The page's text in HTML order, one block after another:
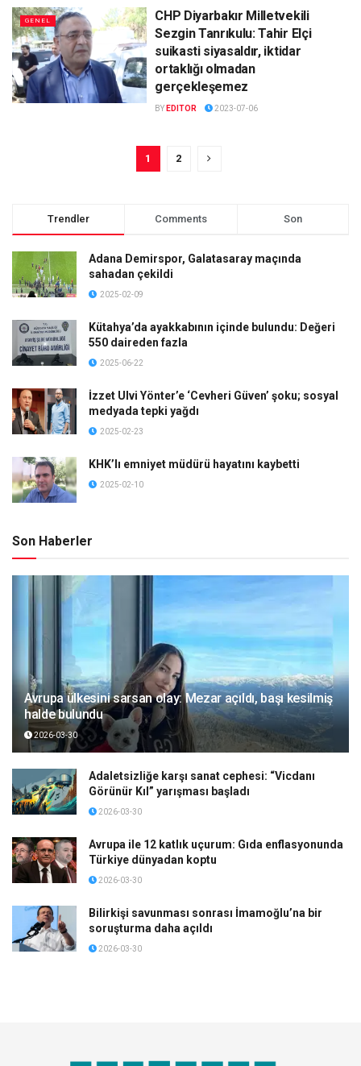
GENEL
CHP Diyarbakır Milletvekili
Sezgin Tanrıkulu: Tahir Elçi
suikasti siyasaldır, iktidar
ortaklığı olmadan
gerçekleşemez
BY EDITOR 2023-07-06
1 2
Trendler Comments Son
Adana Demirspor, Galatasaray maçında
sahadan çekildi
2025-02-09
Kütahya’da ayakkabının içinde bulundu: Değeri
550 daireden fazla
2025-06-22
İzzet Ulvi Yönter’e ‘Cevheri Güven’ şoku; sosyal
medyada tepki yağdı
2025-02-23
KHK’lı emniyet müdürü hayatını kaybetti
2025-02-10
Son Haberler
Avrupa ülkesini sarsan olay: Mezar açıldı, başı kesilmiş
halde bulundu
2026-03-30
Adaletsizliğe karşı sanat cephesi: “Vicdanı
Görünür Kıl” yarışması başladı
2026-03-30
Avrupa ile 12 katlık uçurum: Gıda enflasyonunda
Türkiye dünyadan koptu
2026-03-30
Bilirkişi savunması sonrası İmamoğlu’na bir
soruşturma daha açıldı
2026-03-30